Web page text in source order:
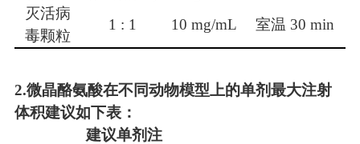
灭活病
毒颗粒
1 : 1 10 mg/mL 室温 30 min
2.微晶酪氨酸在不同动物模型上的单剂最大注射
体积建议如下表：
建议单剂注